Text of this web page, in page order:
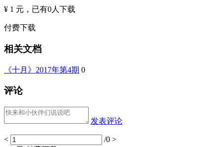
¥ 1 元 ，已有0人下载
付费下载
相关文档
《十月》2017年第4期 0
评论
发表评论
< /0 >